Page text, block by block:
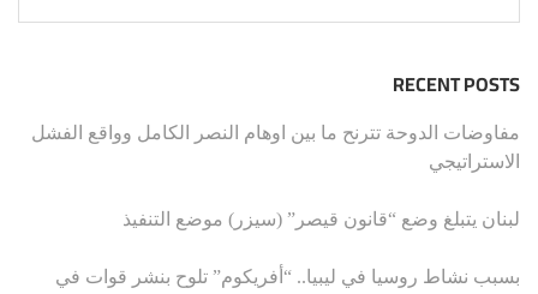
RECENT POSTS
مفاوضات الدوحة تترنح ما بين اوهام النصر الكامل وواقع الفشل
الاستراتيجي
لبنان يتبلغ وضع “قانون قيصر” (سيزر) موضع التنفيذ
بسبب نشاط روسيا في ليبيا.. “أفريكوم” تلوح بنشر قوات في